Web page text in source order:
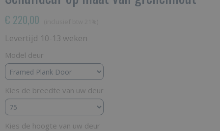
€ 220,00
Levertijd 10-13 weken
Model deur
Kies de breedte van uw deur
Kies de hoogte van uw deur